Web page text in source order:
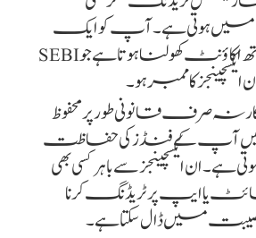
میں ہوتی ہے۔ آپ کو ایک
ایسے بروکر کے ساتھ اکاؤنٹ کھولنا ہوتا ہے جو SEBI
کا ممبر ہو۔
صرف قانونی طور پر محفوظ
آپ کے فنڈز کی حفاظت
ان ایکسچینجز سے باہر کسی بھی
یا ایپ پر ٹریڈنگ کرنا
میں ڈال سکتا ہے۔